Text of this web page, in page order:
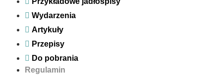
Wydarzenia
Artykuły
Przepisy
Do pobrania
Regulamin